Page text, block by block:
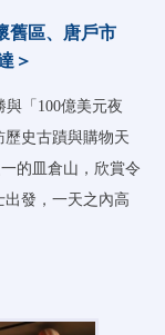
舊區、唐戶市
＞
與「100億美元夜
史古蹟與購物天
的皿倉山，欣賞令
出發，一天之內高